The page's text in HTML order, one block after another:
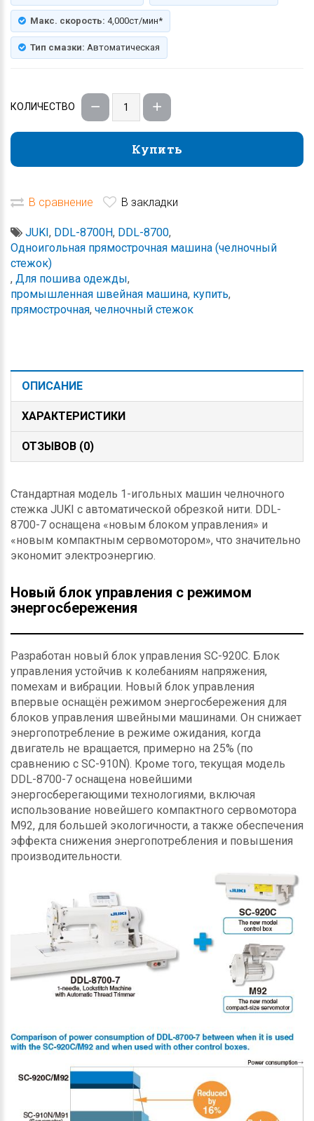
Макс. скорость: 4,000ст/мин*
Тип смазки: Автоматическая
КОЛИЧЕСТВО
Купить
Купить
В сравнение В закладки
JUKI, DDL-8700H, DDL-8700,
Одноигольная прямострочная машина (челночный
стежок)
, Для пошива одежды,
промышленная швейная машина, купить,
прямострочная, челночный стежок
ОПИСАНИЕ
ХАРАКТЕРИСТИКИ
ОТЗЫВОВ (0)
Стандартная модель 1-игольных машин челночного
стежка JUKI с автоматической обрезкой нити. DDL-
8700-7 оснащена «новым блоком управления» и
«новым компактным сервомотором», что значительно
экономит электроэнергию.
Новый блок управления с режимом
энергосбережения
Разработан новый блок управления SC-920C. Блок
управления устойчив к колебаниям напряжения,
помехам и вибрации. Новый блок управления
впервые оснащён режимом энергосбережения для
блоков управления швейными машинами. Он снижает
энергопотребление в режиме ожидания, когда
двигатель не вращается, примерно на 25% (по
сравнению с SC-910N). Кроме того, текущая модель
DDL-8700-7 оснащена новейшими
энергосберегающими технологиями, включая
использование новейшего компактного сервомотора
M92, для большей экологичности, а также обеспечения
эффекта снижения энергопотребления и повышения
производительности.